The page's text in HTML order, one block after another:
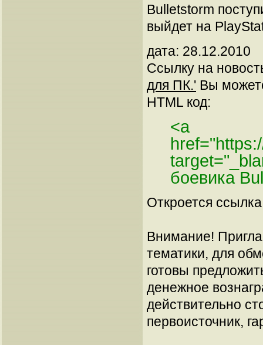
Bulletstorm
выйдет на
дата: 28.12.2010
Ссылку на
для ПК.' Вы
HTML код:
<a
боевика
Откроется
Внимание!
тематики, для
готовы
денежное
действительно
первоисточник,